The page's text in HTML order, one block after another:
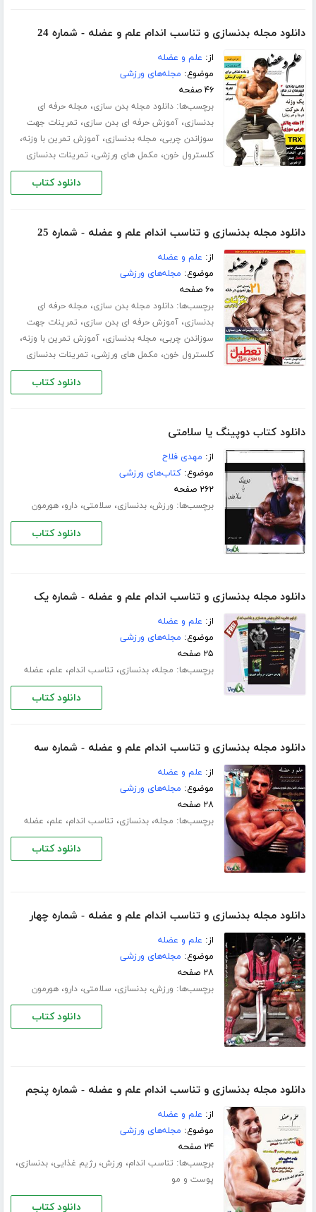
دانلود مجله بدنسازی و تناسب اندام علم و عضله - شماره 24
از: علم و عضله
موضوع: مجله‌های ورزشی
۴۶ صفحه
برچسب‌ها:دانلود مجله بدن سازی، مجله حرفه ای
بدنسازی،آموزش حرفه ای بدن سازی، تمرینات جهت
سوزاندن چربی، مجله بدنسازی،آموزش تمرین با وزنه،
کلسترول خون، مکمل های ورزشی، تمرینات بدنسازی
دانلود کتاب
دانلود مجله بدنسازی و تناسب اندام علم و عضله - شماره 25
از: علم و عضله
موضوع: مجله‌های ورزشی
۶۰ صفحه
برچسب‌ها:دانلود مجله بدن سازی، مجله حرفه ای
بدنسازی،آموزش حرفه ای بدن سازی، تمرینات جهت
سوزاندن چربی، مجله بدنسازی،آموزش تمرین با وزنه،
کلسترول خون، مکمل های ورزشی، تمرینات بدنسازی
دانلود کتاب
دانلود کتاب دوپینگ یا سلامتی
از: مهدی فلاح
موضوع:کتاب‌های ورزشی
۲۶۲ صفحه
برچسب‌ها: ورزش،بدنسازی، سلامتی،دارو،هورمون
دانلود کتاب
دانلود مجله بدنسازی و تناسب اندام علم و عضله - شماره یک
از: علم و عضله
موضوع: مجله‌های ورزشی
۲۵ صفحه
برچسب‌ها: مجله،بدنسازی، تناسب اندام، علم، عضله
دانلود کتاب
دانلود مجله بدنسازی و تناسب اندام علم و عضله - شماره سه
از: علم و عضله
موضوع: مجله‌های ورزشی
۲۸ صفحه
برچسب‌ها: مجله،بدنسازی، تناسب اندام، علم، عضله
دانلود کتاب
دانلود مجله بدنسازی و تناسب اندام علم و عضله - شماره چهار
از: علم و عضله
موضوع: مجله‌های ورزشی
۲۸ صفحه
برچسب‌ها: ورزش،بدنسازی، سلامتی،دارو،هورمون
دانلود کتاب
دانلود مجله بدنسازی و تناسب اندام علم و عضله - شماره پنجم
از: علم و عضله
موضوع: مجله‌های ورزشی
۲۴ صفحه
برچسب‌ها: تناسب اندام، ورزش،رژیم غذایی،بدنسازی،
پوست و مو
دانلود کتاب